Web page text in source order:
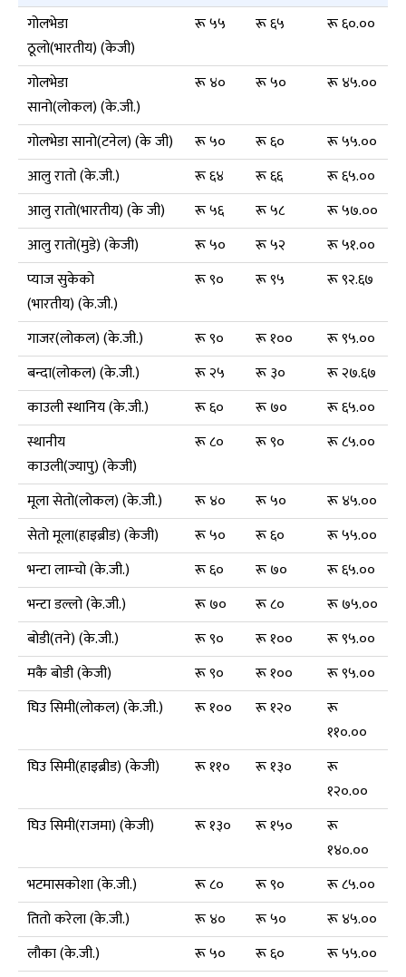
गोलभेडा
ठूलो(भारतीय) (केजी)
रू ५५ रू ६५ रू ६०.००
गोलभेडा
सानो(लोकल) (के.जी.)
रू ४० रू ५० रू ४५.००
गोलभेडा सानो(टनेल) (के जी) रू ५० रू ६०
रू ५५.००
आलु रातो (के.जी.)
रू ६४ रू ६६
रू ६५.००
आलु रातो(भारतीय) (के जी)
रू ५६ रू ५८
रू ५७.००
आलु रातो(मुडे) (केजी)
रू ५० रू ५२
रू ५१.००
प्याज सुकेको
(भारतीय) (के.जी.)
रू ९० रू ९५ रू ९२.६७
गाजर(लोकल) (के.जी.) रू ९० रू १००
रू ९५.००
बन्दा(लोकल) (के.जी.)
रू २५ रू ३०
रू २७.६७
काउली स्थानिय (के.जी.)
रू ६० रू ७०
रू ६५.००
स्थानीय
काउली(ज्यापु) (केजी)
रू ८० रू ९० रू ८५.००
मूला सेतो(लोकल) (के.जी.) रू ४० रू ५०
रू ४५.००
सेतो मूला(हाइब्रीड) (केजी)
रू ५० रू ६०
रू ५५.००
भन्टा लाम्चो (के.जी.)
रू ६० रू ७०
रू ६५.००
भन्टा डल्लो (के.जी.)
रू ७० रू ८०
रू ७५.००
बोडी(तने) (के.जी.)
रू ९० रू १००
रू ९५.००
मकै बोडी (केजी)
रू ९० रू १००
रू ९५.००
घिउ सिमी(लोकल) (के.जी.)
रू १०० रू १२०
रू
११०.००
घिउ सिमी(हाइब्रीड) (केजी)
रू ११० रू १३०
रू
१२०.००
घिउ सिमी(राजमा) (केजी)
रू १३० रू १५०
रू
१४०.००
भटमासकोशा (के.जी.)
रू ८० रू ९०
रू ८५.००
तितो करेला (के.जी.)
रू ४० रू ५०
रू ४५.००
लौका (के.जी.)
रू ५० रू ६०
रू ५५.००